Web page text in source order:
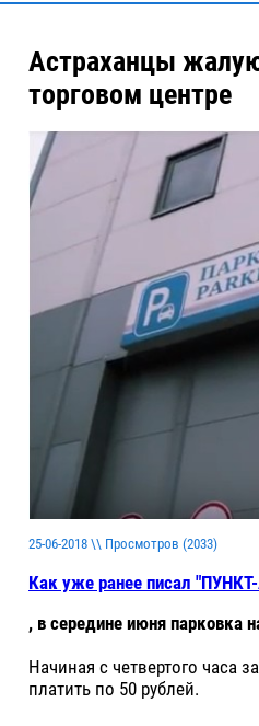
Астраханцы
торговом центре
25-06-2018 \\ Просмотров (2033)
Как уже ранее писал
, в середине июня парковка
Начиная с четвертого часа
платить по 50 рублей.